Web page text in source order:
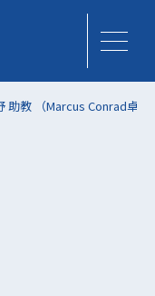
助教 （Marcus Conrad卓